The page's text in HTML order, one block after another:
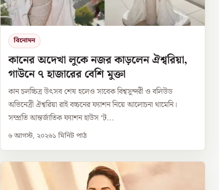
বিনোদন
কানের অদেখা লুকে নজর কাড়লেন ঐশ্বরিয়া,
গাউনে ৭ হাজারের বেশি মুক্তা
কান চলচ্চিত্র উৎসব শেষ হলেও সাবেক বিশ্বসুন্দরী ও বলিউড
অভিনেত্রী ঐশ্বরিয়া রাই বচ্চনের ফ্যাশন নিয়ে আলোচনা থামেনি।
সম্প্রতি আন্তর্জাতিক ফ্যাশন হাউস ‘ট...
৬ আগস্ট, ২০২৬১ মিনিট পাঠ